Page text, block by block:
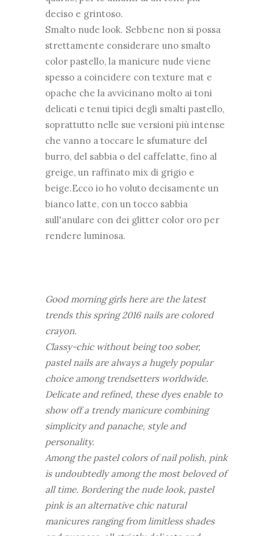
deciso e grintoso.
Smalto nude look. Sebbene non si possa
strettamente considerare uno smalto
color pastello, la manicure nude viene
spesso a coincidere con texture mat e
opache che la avvicinano molto ai toni
delicati e tenui tipici degli smalti pastello,
soprattutto nelle sue versioni più intense
che vanno a toccare le sfumature del
burro, del sabbia o del caffelatte, fino al
greige, un raffinato mix di grigio e
beige.Ecco io ho voluto decisamente un
bianco latte, con un tocco sabbia
sull'anulare con dei glitter color oro per
rendere luminosa.
Good morning girls here are the latest
trends this spring 2016 nails are colored
crayon.
Classy-chic without being too sober,
pastel nails are always a hugely popular
choice among trendsetters worldwide.
Delicate and refined, these dyes enable to
show off a trendy manicure combining
simplicity and panache, style and
personality.
Among the pastel colors of nail polish, pink
is undoubtedly among the most beloved of
all time. Bordering the nude look, pastel
pink is an alternative chic natural
manicures ranging from limitless shades